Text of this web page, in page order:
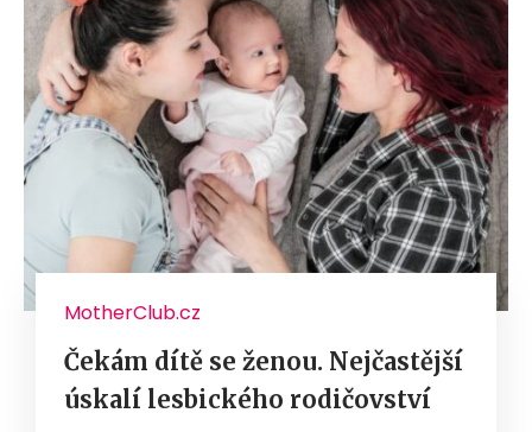
MotherClub.cz
Čekám dítě se ženou. Nejčastější
úskalí lesbického rodičovství